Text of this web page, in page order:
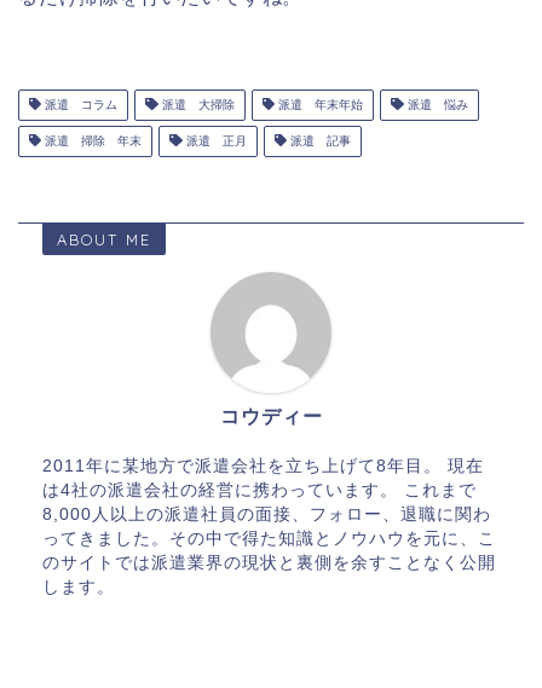
派遣 コラム 派遣 大掃除 派遣 年末年始 派遣 悩み
派遣 掃除 年末 派遣 正月 派遣 記事
ABOUT ME
コウディー
2011年に某地方で派遣会社を立ち上げて8年目。 現在
は4社の派遣会社の経営に携わっています。 これまで
8,000人以上の派遣社員の面接、フォロー、退職に関わ
ってきました。その中で得た知識とノウハウを元に、こ
のサイトでは派遣業界の現状と裏側を余すことなく公開
します。